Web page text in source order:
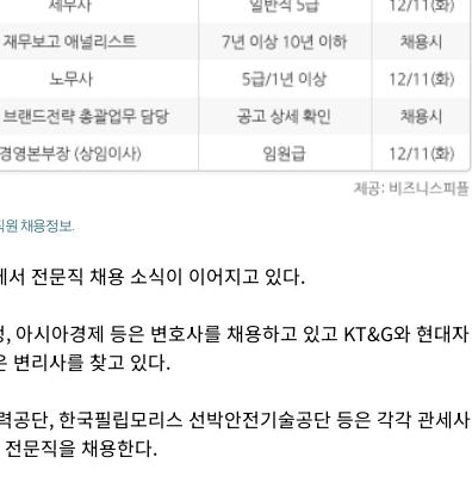
채용정보.
전문직 채용 소식이 이어지고 있다.
아시아경제 등은 변호사를 채용하고 있고 KT&G와 현대자
변리사를 찾고 있다.
공단, 한국필립모리스 선박안전기술공단 등은 각각 관세사
문직을 채용한다.